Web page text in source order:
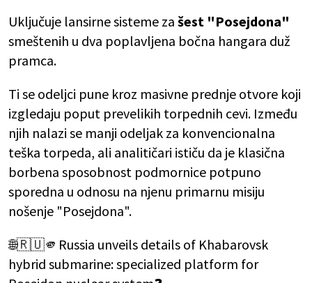
Uključuje lansirne sisteme za šest "Posejdona"
smeštenih u dva poplavljena bočna hangara duž
pramca.
Ti se odeljci pune kroz masivne prednje otvore koji
izgledaju poput prevelikih torpednih cevi. Između
njih nalazi se manji odeljak za konvencionalna
teška torpeda, ali analitičari ističu da je klasična
borbena sposobnost podmornice potpuno
sporedna u odnosu na njenu primarnu misiju
nošenje "Posejdona".
🌐🇷🇺🫵Russia unveils details of Khabarovsk
hybrid submarine: specialized platform for